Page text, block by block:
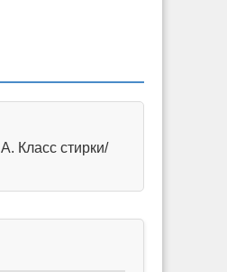
Класс стирки/